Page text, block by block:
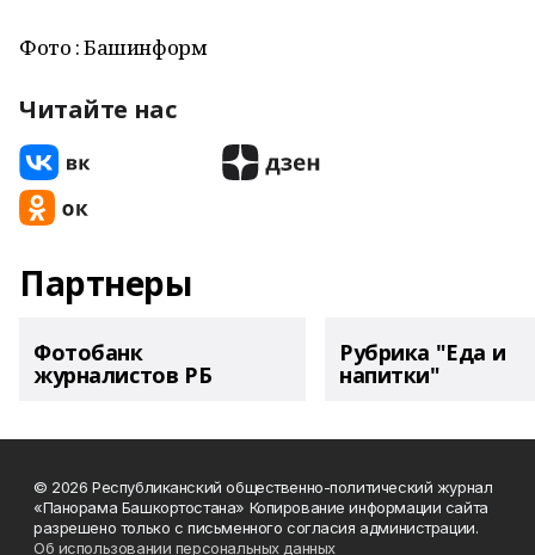
Фото : Башинформ
Читайте нас
Партнеры
Фотобанк
журналистов РБ
Рубрика "Еда и
напитки"
© 2026 Республиканский общественно-политический журнал
«Панорама Башкортостана» Копирование информации сайта
разрешено только с письменного согласия администрации.
Об использовании персональных данных